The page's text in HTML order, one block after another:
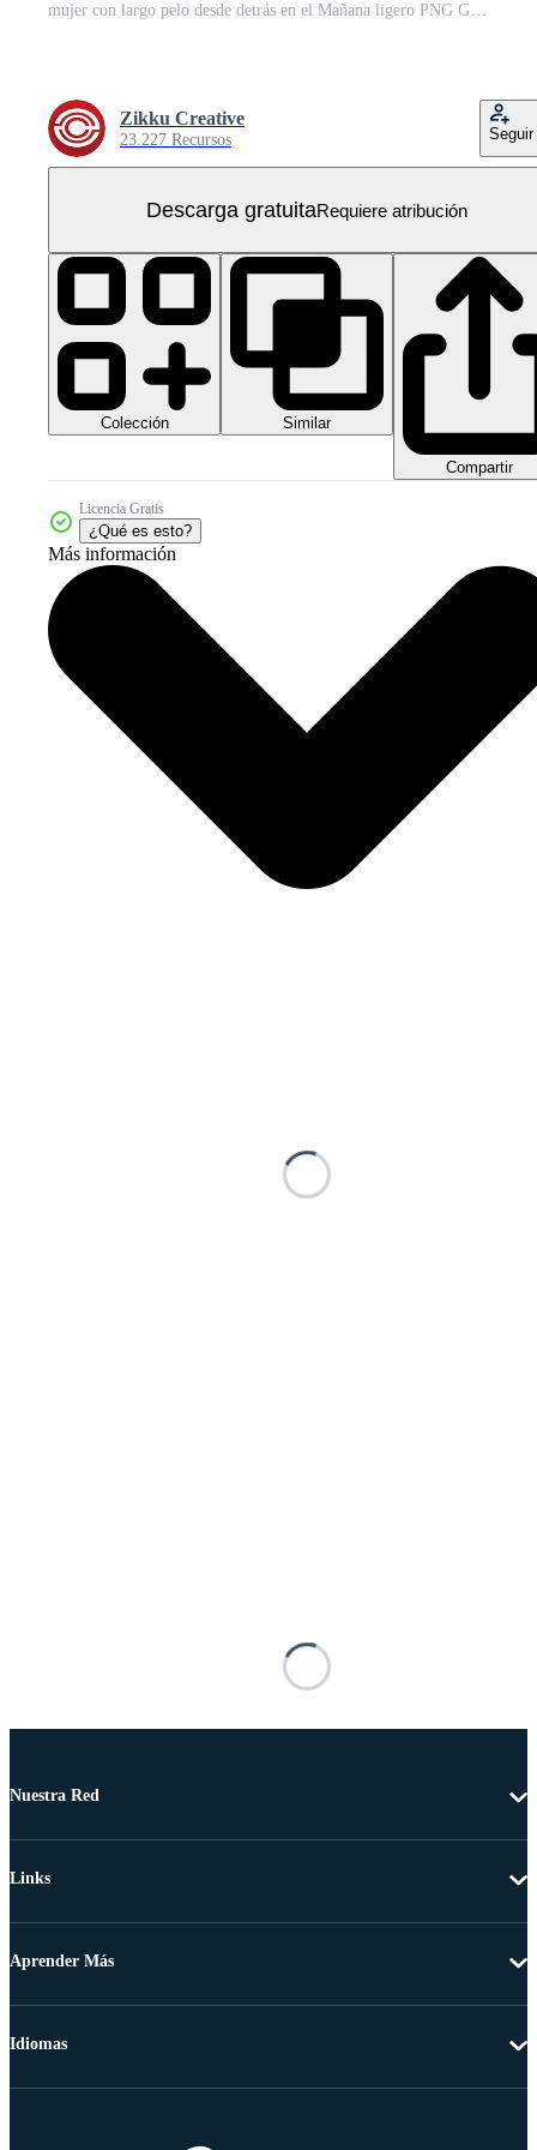
mujer con largo pelo desde detrás en el Mañana ligero PNG Gratis
Zikku Creative
23.227 Recursos Seguir
Descarga gratuitaRequiere atribución
Colección Similar
Compartir
Licencia Gratis
¿Qué es esto?
Más información
Nuestra Red
Links
Aprender Más
Idiomas